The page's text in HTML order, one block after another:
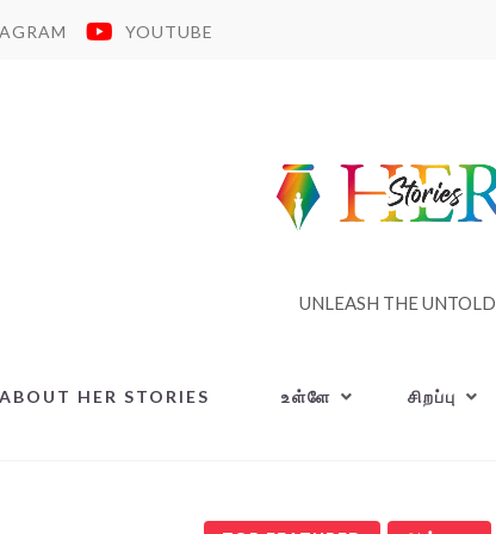
YOUTUBE
UNLEASH THE UNTOLD
ABOUT HER STORIES உள்ளே சிறப்பு